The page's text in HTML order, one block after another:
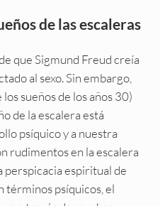
de las escaleras
que Sigmund Freud creía
al sexo. Sin embargo,
sueños de los años 30)
de la escalera está
psíquico y a nuestra
rudimentos en la escalera
perspicacia espiritual de
términos psíquicos, el